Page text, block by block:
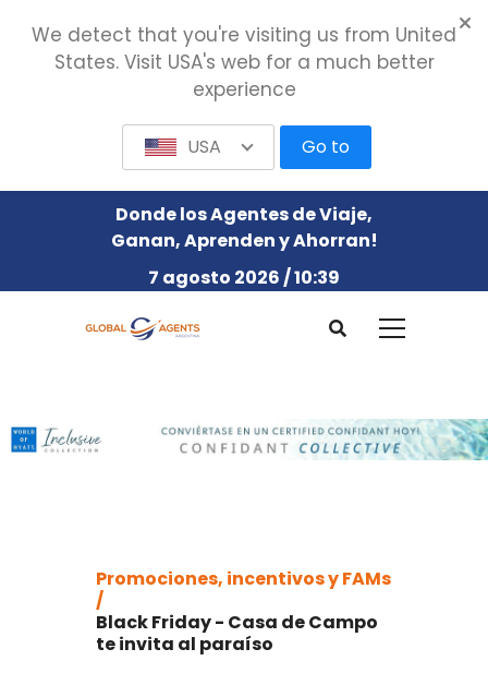
Donde los Agentes de Viaje,
Ganan, Aprenden y Ahorran!
7 agosto 2026 / 10:39
Promociones, incentivos y FAMs
/
Black Friday - Casa de Campo
te invita al paraíso
We detect that you're visiting us from United
States. Visit USA's web for a much better
experience
USA Go to